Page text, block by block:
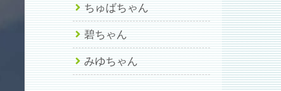
ちゅばちゃん
碧ちゃん
みゆちゃん